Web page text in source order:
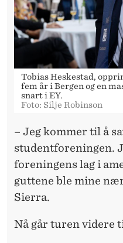
Tobias Heskestad,
fem år i Bergen og en
snart i EY.
Foto: Silje Robinson
– Jeg kommer til å
studentforeningen.
foreningens lag i
guttene ble mine
Sierra.
Nå går turen videre